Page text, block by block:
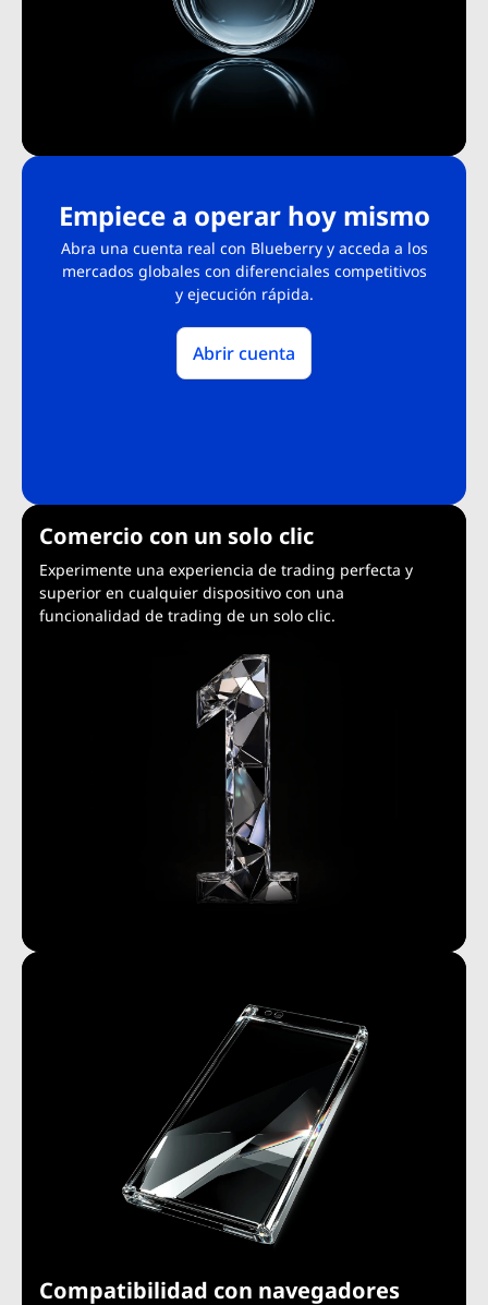
Empiece a operar hoy mismo
Abra una cuenta real con Blueberry y acceda a los
mercados globales con diferenciales competitivos
y ejecución rápida.
Abrir cuenta
Comercio con un solo clic
Experimente una experiencia de trading perfecta y
superior en cualquier dispositivo con una
funcionalidad de trading de un solo clic.
Compatibilidad con navegadores